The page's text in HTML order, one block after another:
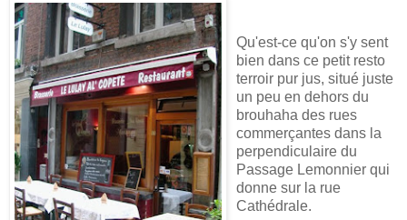
Qu'est-ce qu'on s'y sent
bien dans ce petit resto
terroir pur jus, situé juste
un peu en dehors du
brouhaha des rues
commerçantes dans la
perpendiculaire du
Passage Lemonnier qui
donne sur la rue
Cathédrale.